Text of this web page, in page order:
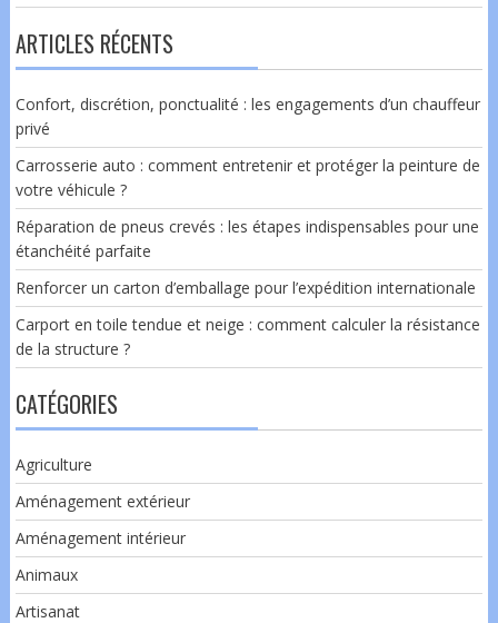
ARTICLES RÉCENTS
Confort, discrétion, ponctualité : les engagements d’un chauffeur
privé
Carrosserie auto : comment entretenir et protéger la peinture de
votre véhicule ?
Réparation de pneus crevés : les étapes indispensables pour une
étanchéité parfaite
Renforcer un carton d’emballage pour l’expédition internationale
Carport en toile tendue et neige : comment calculer la résistance
de la structure ?
CATÉGORIES
Agriculture
Aménagement extérieur
Aménagement intérieur
Animaux
Artisanat